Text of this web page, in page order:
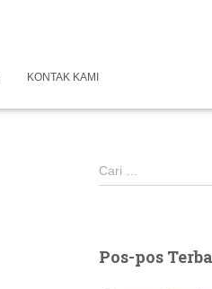
KONTAK KAMI
C
a
n
Cari …
Pos-pos